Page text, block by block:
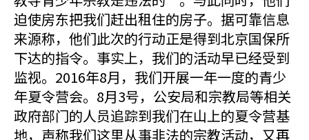
迫使房东把我们赶出租住的房子。据可靠信息
来源称，他们此次的行动正是得到北京国保所
下达的指令。事实上，我们的活动早已经受到
监视。2016年8月，我们开展一年一度的青少
年夏令营会。8月3号，公安局和宗教局等相关
政府部门的人员追踪到我们在山上的夏令营基
地，声称我们这里从事非法的宗教活动，又再